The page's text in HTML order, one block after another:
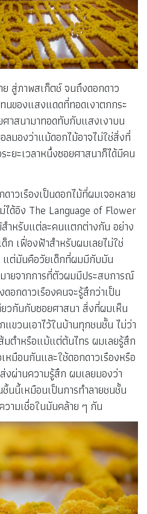
สู่ภาพสเก็ตช์ จนถึงดอกดาว
นของแสงแดดที่ทอดเงาตกกระ
าสนามาทอดทับกับแสงเงาบน
มองว่าแม้ดอกไม้อาจไม่ใช่สิ่งที่
ยะเวลาหนึ่งซอยศาสนาก็ได้มีคน
าวเรืองเป็นดอกไม้ที่ผมเจอหลาย
ด้อิง The Language of Flower
สำหรับแต่ละคนแตกต่างกัน อย่าง
ก เฟื่องฟ้าสำหรับผมเลยไม่ใช่
แต่มันคือวัยเด็กที่ผมมีกับมัน
ายจากการที่ตัวผมมีประสบการณ์
อกดาวเรืองคนจะรู้สึกว่าเป็น
ยวกันกับซอยศาสนา สิ่งที่ผมเห็น
ขวนเอาไว้ในบ้านทุกชนชั้น ไม่ว่า
มตำหรือแม้แต่ต้นไทร ผมเลยรู้สึก
มือนกันและใช้ดอกดาวเรืองหรือ
ผ่านความรู้สึก ผมเลยมองว่า
นนี้เหมือนเป็นการทำลายชนชั้น
ามเชื่อในมันคล้าย ๆ กัน